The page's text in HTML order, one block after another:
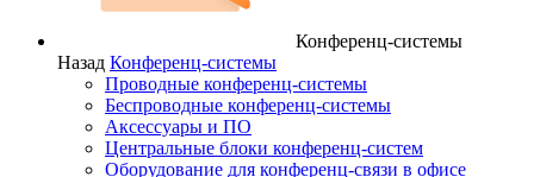
Конференц-системы
Назад Конференц-системы
Проводные конференц-системы
Беспроводные конференц-системы
Аксессуары и ПО
Центральные блоки конференц-систем
Оборудование для конференц-связи в офисе